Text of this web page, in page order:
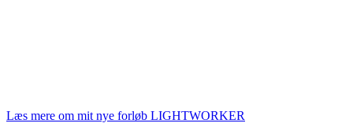
Læs mere om mit nye forløb LIGHTWORKER